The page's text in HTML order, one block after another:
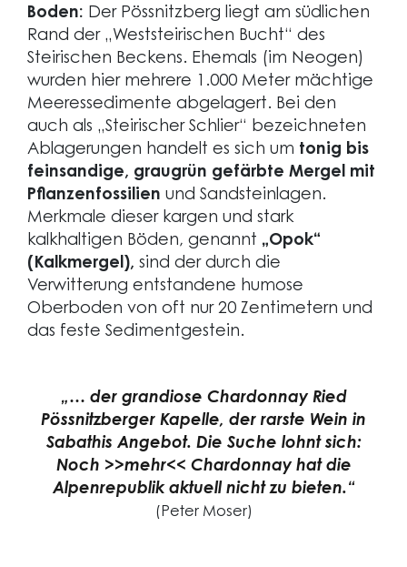
Boden: Der Pössnitzberg liegt am südlichen
Rand der „Weststeirischen Bucht“ des
Steirischen Beckens. Ehemals (im Neogen)
wurden hier mehrere 1.000 Meter mächtige
Meeressedimente abgelagert. Bei den
auch als „Steirischer Schlier“ bezeichneten
Ablagerungen handelt es sich um tonig bis
feinsandige, graugrün gefärbte Mergel mit
Pflanzenfossilien und Sandsteinlagen.
Merkmale dieser kargen und stark
kalkhaltigen Böden, genannt „Opok“
(Kalkmergel), sind der durch die
Verwitterung entstandene humose
Oberboden von oft nur 20 Zentimetern und
das feste Sedimentgestein.
„… der grandiose Chardonnay Ried
Pössnitzberger Kapelle, der rarste Wein in
Sabathis Angebot. Die Suche lohnt sich:
Noch >>mehr<< Chardonnay hat die
Alpenrepublik aktuell nicht zu bieten.“
(Peter Moser)